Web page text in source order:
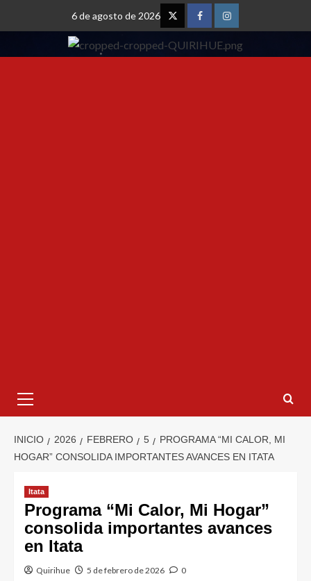
6 de agosto de 2026
INICIO 2026 FEBRERO 5
PROGRAMA “MI CALOR, MI
HOGAR” CONSOLIDA IMPORTANTES AVANCES EN ITATA
Itata
Programa “Mi Calor, Mi Hogar”
consolida importantes avances
en Itata
Quirihue 5 de febrero de 2026 0